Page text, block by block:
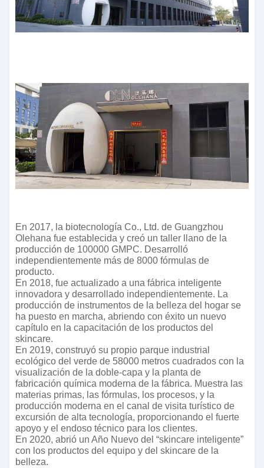
En 2017, la biotecnología Co., Ltd. de Guangzhou
Olehana fue establecida y creó un taller llano de la
producción de 100000 GMPC. Desarrolló
independientemente más de 8000 fórmulas de
producto.
En 2018, fue actualizado a una fábrica inteligente
innovadora y desarrollado independientemente. La
producción de instrumentos de la belleza del hogar se
ha puesto en marcha, abriendo con éxito un nuevo
capítulo en la capacitación de los productos del
skincare.
En 2019, construyó su propio parque industrial
ecológico del verde de 58000 metros cuadrados con la
visualización de la doble-capa y la planta de
fabricación química moderna de la fábrica. Muestra las
materias primas, las fórmulas, los procesos, y la
producción moderna en el canal de visita turístico de
excursión de alta tecnología, proporcionando el fuerte
apoyo y el endoso técnico para los clientes.
En 2020, abrió un Año Nuevo del “skincare inteligente”
con los productos del equipo y del skincare de la
belleza.